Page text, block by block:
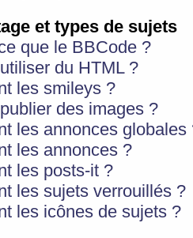
et types de sujets
que le BBCode ?
du HTML ?
les smileys ?
des images ?
les annonces globales
les annonces ?
les posts-it ?
les sujets verrouillés ?
les icônes de sujets ?